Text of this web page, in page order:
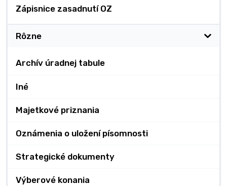
Zápisnice zasadnutí OZ
Rôzne
Archív úradnej tabule
Iné
Majetkové priznania
Oznámenia o uložení písomnosti
Strategické dokumenty
Výberové konania